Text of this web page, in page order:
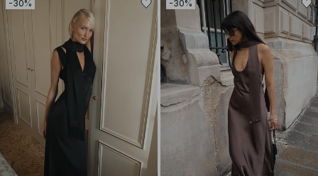
-30% -30%